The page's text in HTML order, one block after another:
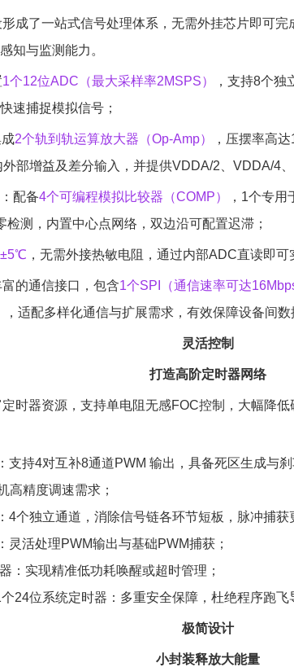
成了一站式信号处理体系，无需外挂芯片即可
知与监测能力。
1个12位ADC（最大采样率2MSPS）
，支持8个
速捕捉模拟信号；
2个轨到轨运算放大器（Op-Amp）
，压摆率高
部增益及差分输入，并提供VDDA/2、VDDA/4
配备4个可编程模拟比较器（COMP）
，1个专
测，内置中心点网络，双边沿可配置迟滞；
±5℃ ，无需外接热敏电阻，通过内部ADC直读即可
的通信接口，包含1个SPI（通信速率可达
，适配多样化通信与扩展需求，有效保障设备间数
灵活控制
打造高阶定时器网络
时器资源，支持单电阻无感FOC控制，大幅降
支持4对互补8通道PWM 输出，具备死区生成与
高精度调速需求；
4个独立通道，消除信号链各环节短板，脉冲捕获
灵活处理PWM输出与基础PWM捕获；
：实现精准低功耗唤醒或超时管理；
24位系统定时器：多重安全保障，杜绝程序跑飞
极简设计
小封装释放大能量